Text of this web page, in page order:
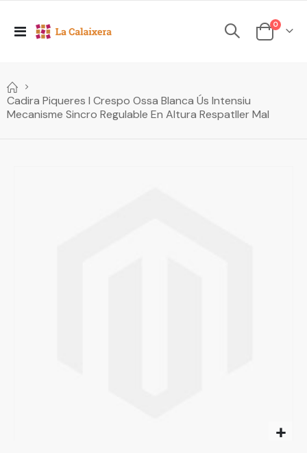
Toggle
Cesta
0elements
Cadira Piqueres I Crespo Ossa Blanca Ús Intensiu
Mecanisme Sincro Regulable En Altura Respatller Mal